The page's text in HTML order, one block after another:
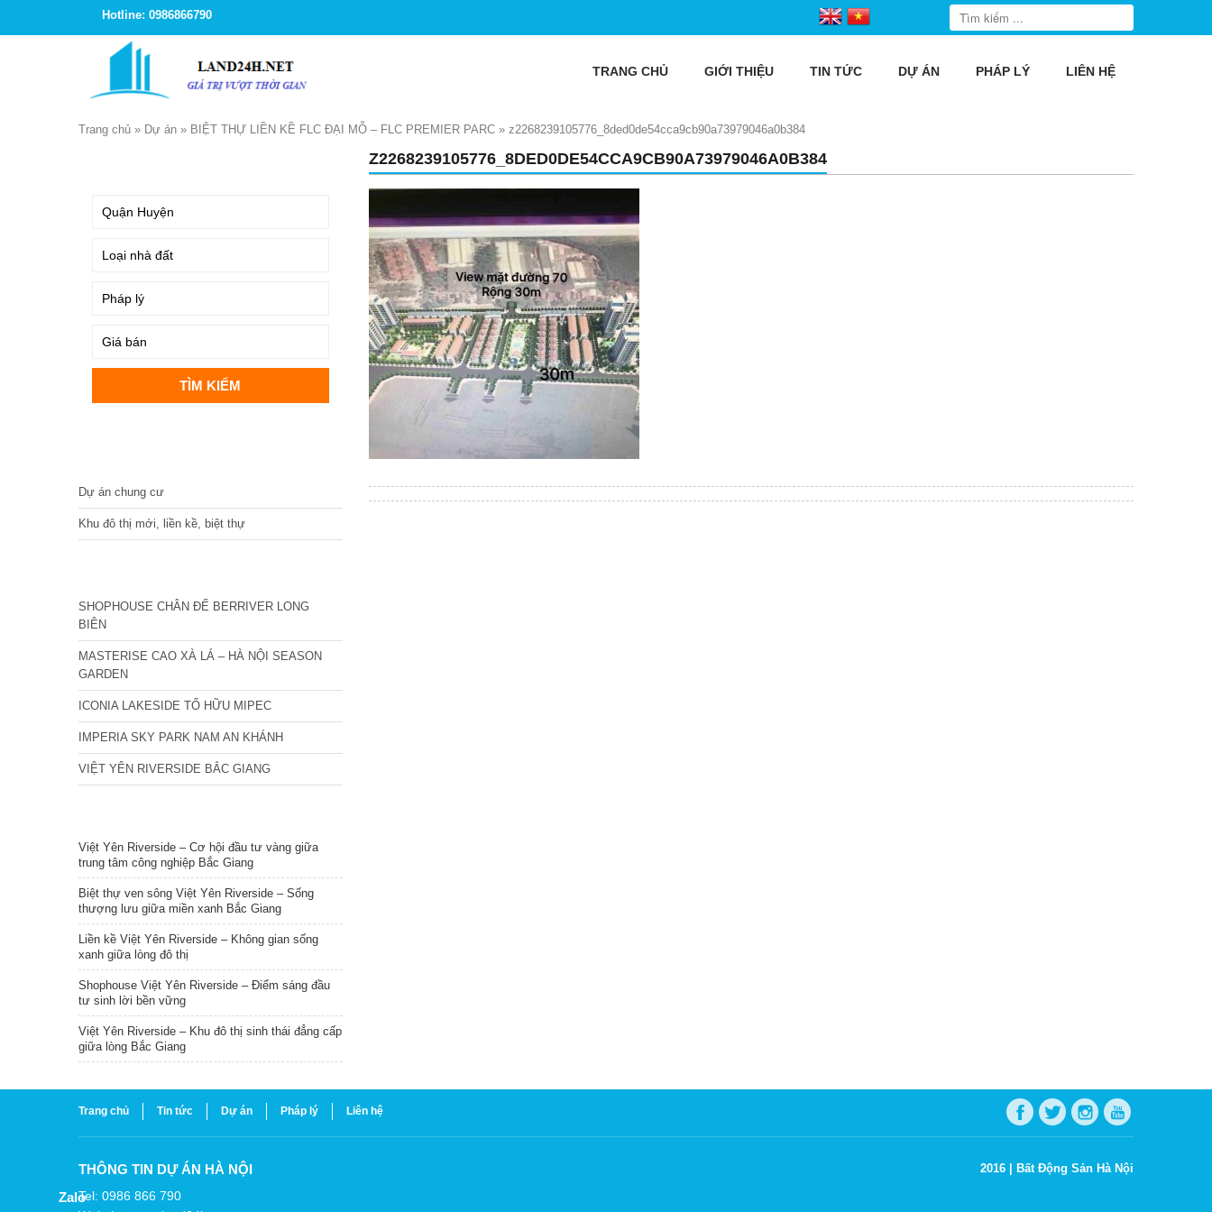
Hotline: 0986866790
TRANG CHỦ GIỚI THIỆU TIN TỨC DỰ ÁN PHÁP LÝ LIÊN HỆ
Trang chủ » Dự án » BIỆT THỰ LIỀN KỀ FLC ĐẠI MỖ – FLC PREMIER PARC » z2268239105776_8ded0de54cca9cb90a73979046a0b384
Z2268239105776_8DED0DE54CCA9CB90A73979046A0B384
Dự án chung cư
Khu đô thị mới, liền kề, biệt thự
SHOPHOUSE CHÂN ĐẾ BERRIVER LONG
BIÊN
MASTERISE CAO XÀ LÁ – HÀ NỘI SEASON
GARDEN
ICONIA LAKESIDE TỐ HỮU MIPEC
IMPERIA SKY PARK NAM AN KHÁNH
VIỆT YÊN RIVERSIDE BẮC GIANG
Việt Yên Riverside – Cơ hội đầu tư vàng giữa
trung tâm công nghiệp Bắc Giang
Biệt thự ven sông Việt Yên Riverside – Sống
thượng lưu giữa miền xanh Bắc Giang
Liền kề Việt Yên Riverside – Không gian sống
xanh giữa lòng đô thị
Shophouse Việt Yên Riverside – Điểm sáng đầu
tư sinh lời bền vững
Việt Yên Riverside – Khu đô thị sinh thái đẳng cấp
giữa lòng Bắc Giang
Trang chủ Tin tức Dự án Pháp lý Liên hệ
THÔNG TIN DỰ ÁN HÀ NỘI
Tel: 0986 866 790
2016 | Bất Động Sản Hà Nội
Zalo